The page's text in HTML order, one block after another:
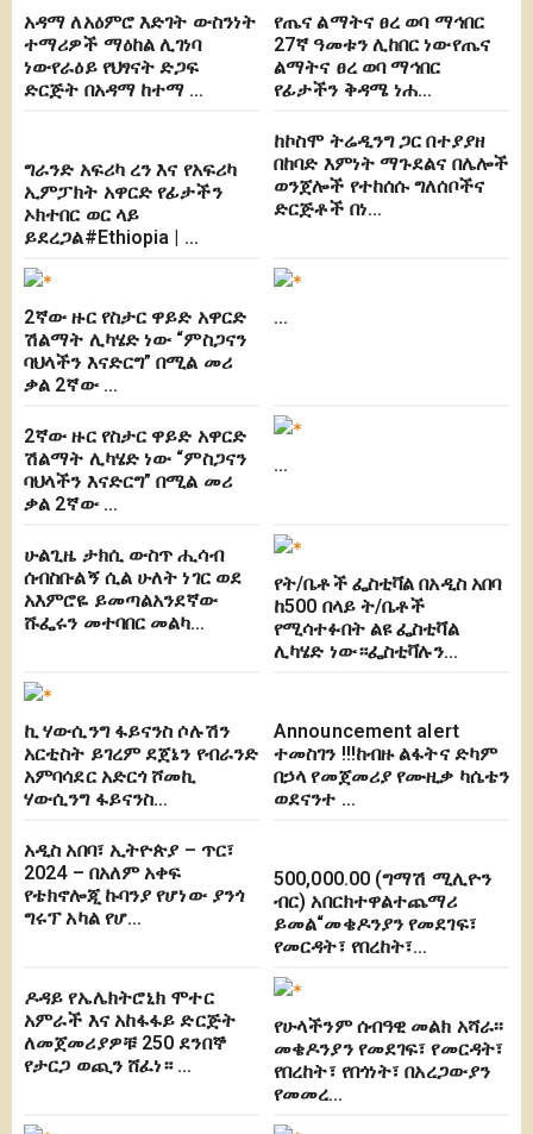
አዳማ ለአዕምሮ እድገት ውስንነት
ተማሪዎች ማዕከል ሊገነባ
ነውየራዕይ የህፃናት ድጋፍ
ድርጅት በአዳማ ከተማ …
የጤና ልማትና ፀረ ወባ ማኅበር
27ኛ ዓመቱን ሊከበር ነውየጤና
ልማትና ፀረ ወባ ማኅበር
የፊታችን ቅዳሜ ነሐ…
ግራንድ አፍሪካ ረን እና የአፍሪካ
ኢምፓክት አዋርድ የፊታችን
ኦክተበር ወር ላይ
ይደረጋል#Ethiopia | …
ከኮስሞ ትሬዲንግ ጋር በተያያዘ
በከባድ እምነት ማጉደልና በሌሎች
ወንጀሎች የተከሰሱ ግለሰቦችና
ድርጅቶች በነ…
2ኛው ዙር የስታር ዋይድ አዋርድ
ሽልማት ሊካሄድ ነው “ምስጋናን
ባህላችን እናድርግ” በሚል መሪ
ቃል 2ኛው …
…
2ኛው ዙር የስታር ዋይድ አዋርድ
ሽልማት ሊካሄድ ነው “ምስጋናን
ባህላችን እናድርግ” በሚል መሪ
ቃል 2ኛው …
…
ሁልጊዜ ታክሲ ውስጥ ሒሳብ
ሰብስቡልኝ ሲል ሁለት ነገር ወደ
አእምሮዬ ይመጣልአንደኛው
ሹፌሩን መተባበር መልካ…
የት/ቤቶች ፌስቲቫል በአዲስ አበባ
ከ500 በላይ ት/ቤቶች
የሚሳተፉበት ልዩ ፌስቲቫል
ሊካሄድ ነው።ፌስቲቫሉን…
ኪ ሃውሲንግ ፋይናንስ ሶሉሽን
አርቲስት ይገረም ደጀኔን የብራንድ
አምባሳደር አድርጎ ሾመኪ
ሃውሲንግ ፋይናንስ…
Announcement alert
ተመስገን !!!ከብዙ ልፋትና ድካም
በኃላ የመጀመሪያ የሙዚቃ ካሴቴን
ወደናንተ …
አዲስ አበባ፣ ኢትዮጵያ – ጥር፣
2024 – በአለም አቀፍ
የቴክኖሎጂ ኩባንያ የሆነው ያንጎ
ግሩፕ አካል የሆ…
500,000.00 (ግማሽ ሚሊዮን
ብር) አበርክተዋልተጨማሪ
ይመል“መቄዶንያን የመደገፍ፣
የመርዳት፣ የበረከት፣…
ዶዳይ የኤሌክትሮኒክ ሞተር
አምራች እና አከፋፋይ ድርጅት
ለመጀመሪያዎቹ 250 ደንበኞ
የታርጋ ወጪን ሸፈነ። …
የሁላችንም ሰብዓዊ መልክ አሻራ፡፡
መቄዶንያን የመደገፍ፣ የመርዳት፣
የበረከት፣ የበጎነት፣ በአረጋውያን
የመመረ…